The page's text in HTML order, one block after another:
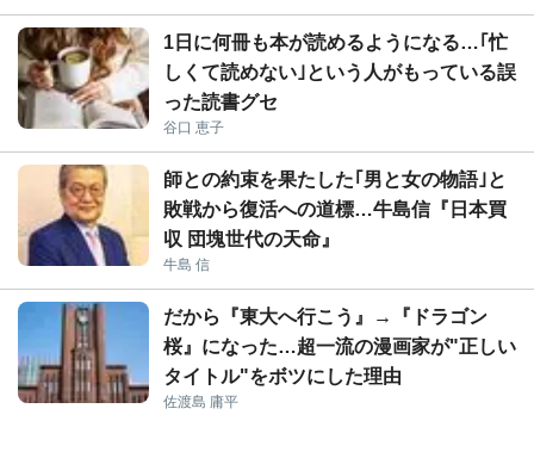
1日に何冊も本が読めるようになる…｢忙
しくて読めない｣という人がもっている誤
った読書グセ
谷口 恵子
師との約束を果たした｢男と女の物語｣と
敗戦から復活への道標…牛島信『日本買
収 団塊世代の天命』
牛島 信
だから『東大へ行こう』→『ドラゴン
桜』になった…超一流の漫画家が"正しい
タイトル"をボツにした理由
佐渡島 庸平